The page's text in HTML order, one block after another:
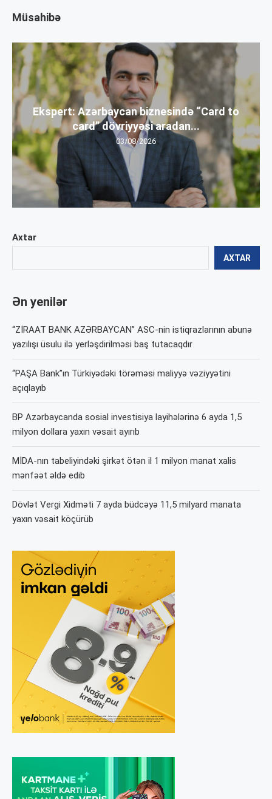
Axtar
AXTAR
Ən yenilər
“ZİRAAT BANK AZƏRBAYCAN” ASC-nin istiqrazlarının abunə
yazılışı üsulu ilə yerləşdirilməsi baş tutacaqdır
“PAŞA Bank”ın Türkiyədəki törəməsi maliyyə vəziyyətini
açıqlayıb
BP Azərbaycanda sosial investisiya layihələrinə 6 ayda 1,5
milyon dollara yaxın vəsait ayırıb
MİDA-nın tabeliyindəki şirkət ötən il 1 milyon manat xalis
mənfəət əldə edib
Dövlət Vergi Xidməti 7 ayda büdcəyə 11,5 milyard manata
yaxın vəsait köçürüb
Müsahibə
Ekspert: Azərbaycan biznesində “Card to
card” dövriyyəsi aradan...
03/08/2026